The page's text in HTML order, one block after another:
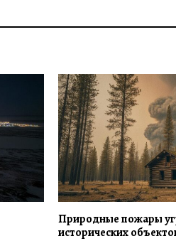
Природные пожары
исторических